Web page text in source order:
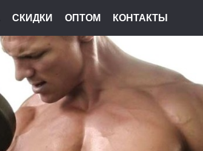
СКИДКИ ОПТОМ КОНТАКТЫ